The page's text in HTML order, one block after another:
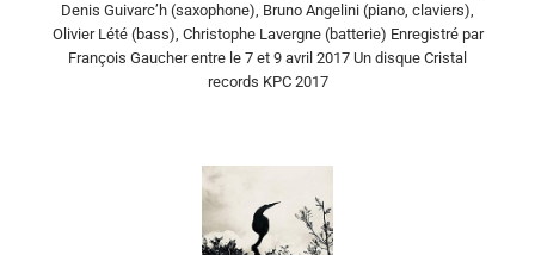
Denis Guivarc’h (saxophone), Bruno Angelini (piano, claviers),
Olivier Lété (bass), Christophe Lavergne (batterie) Enregistré par
François Gaucher entre le 7 et 9 avril 2017 Un disque Cristal
records KPC 2017